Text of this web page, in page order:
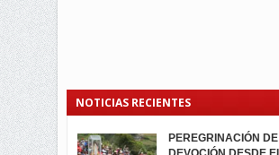
NOTICIAS RECIENTES
PEREGRINACIÓN
PROCESIÓN DE LA
SEGUNDA VUELTA